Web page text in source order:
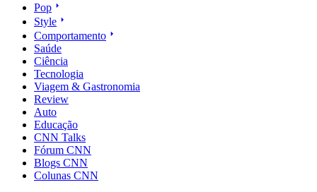
Pop
Style
Comportamento
Saúde
Ciência
Tecnologia
Viagem & Gastronomia
Review
Auto
Educação
CNN Talks
Fórum CNN
Blogs CNN
Colunas CNN